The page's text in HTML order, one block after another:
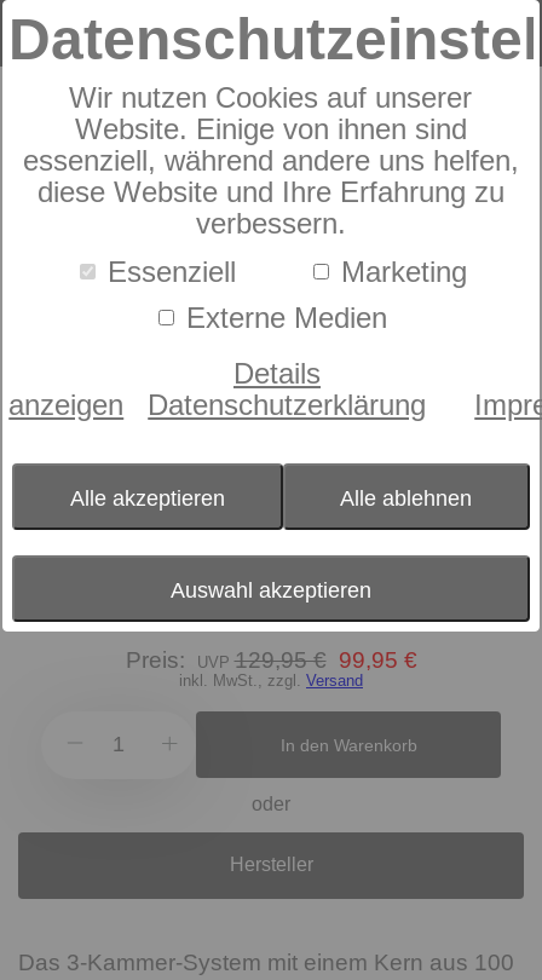
Wir nutzen Cookies auf unserer
Website. Einige von ihnen sind
essenziell, während andere uns helfen,
diese Website und Ihre Erfahrung zu
verbessern.
Essenziell
Marketing
Externe Medien
Details
anzeigen
Datenschutzerklärung
Alle akzeptieren Alle ablehnen
Auswahl akzeptieren
Sympathica 3-Kammer-Kissen
Daunen / Federn
Preis: 129,95 € 99,95 €
inkl. MwSt., zzgl. Versand
In den Warenkorb
oder
Hersteller
Das 3-Kammer-System mit einem Kern aus 100